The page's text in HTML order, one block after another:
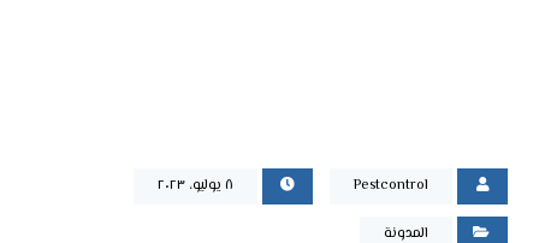
Pestcontrol ٨ يوليو، ٢٠٢٣
المدونة